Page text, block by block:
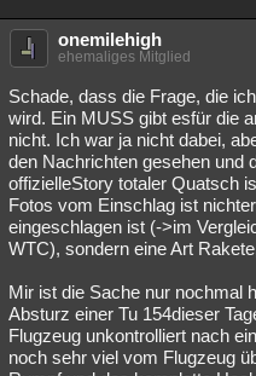
onemilehigh
ehemaliges Mitglied
Schade, dass die Frage, die
wird. Ein MUSS gibt esfür die
nicht. Ich war ja nicht dabei,
den Nachrichten gesehen und
offizielleStory totaler Quatsch
Fotos vom Einschlag ist
eingeschlagen ist (->im
WTC), sondern eine Art
Mir ist die Sache nur nochmal
Absturz einer Tu 154dieser
Flugzeug unkontrolliert nach
noch sehr viel vom Flugzeug